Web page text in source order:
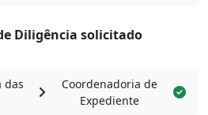
Diligência solicitado
das
Coordenadoria de
Expediente